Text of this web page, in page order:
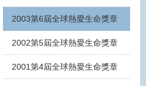
2003第6屆全球熱愛生命獎章
2002第5屆全球熱愛生命獎章
2001第4屆全球熱愛生命獎章